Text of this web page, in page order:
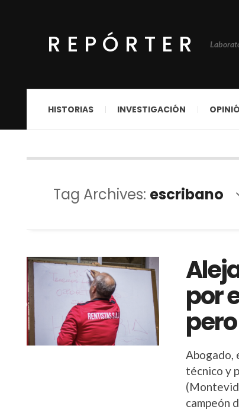
REPÓRTER
HISTORIAS INVESTIGACIÓN
Tag Archives: escribano
por
Abogado,
técnico y
campeón